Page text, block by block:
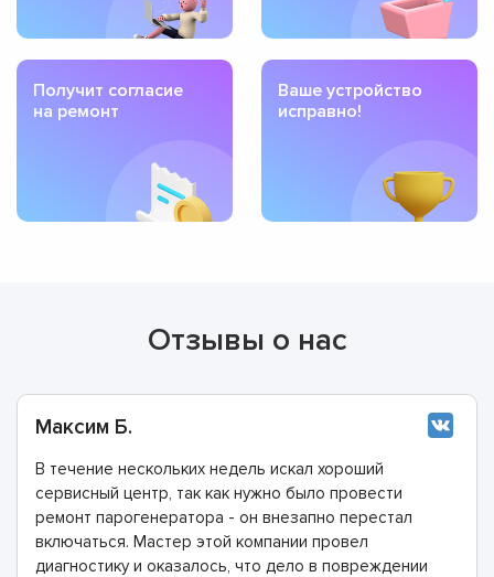
Получит согласие
на ремонт
Ваше устройство
исправно!
Отзывы о нас
Максим Б.
В течение нескольких недель искал хороший
сервисный центр, так как нужно было провести
ремонт парогенератора - он внезапно перестал
включаться. Мастер этой компании провел
диагностику и оказалось, что дело в повреждении